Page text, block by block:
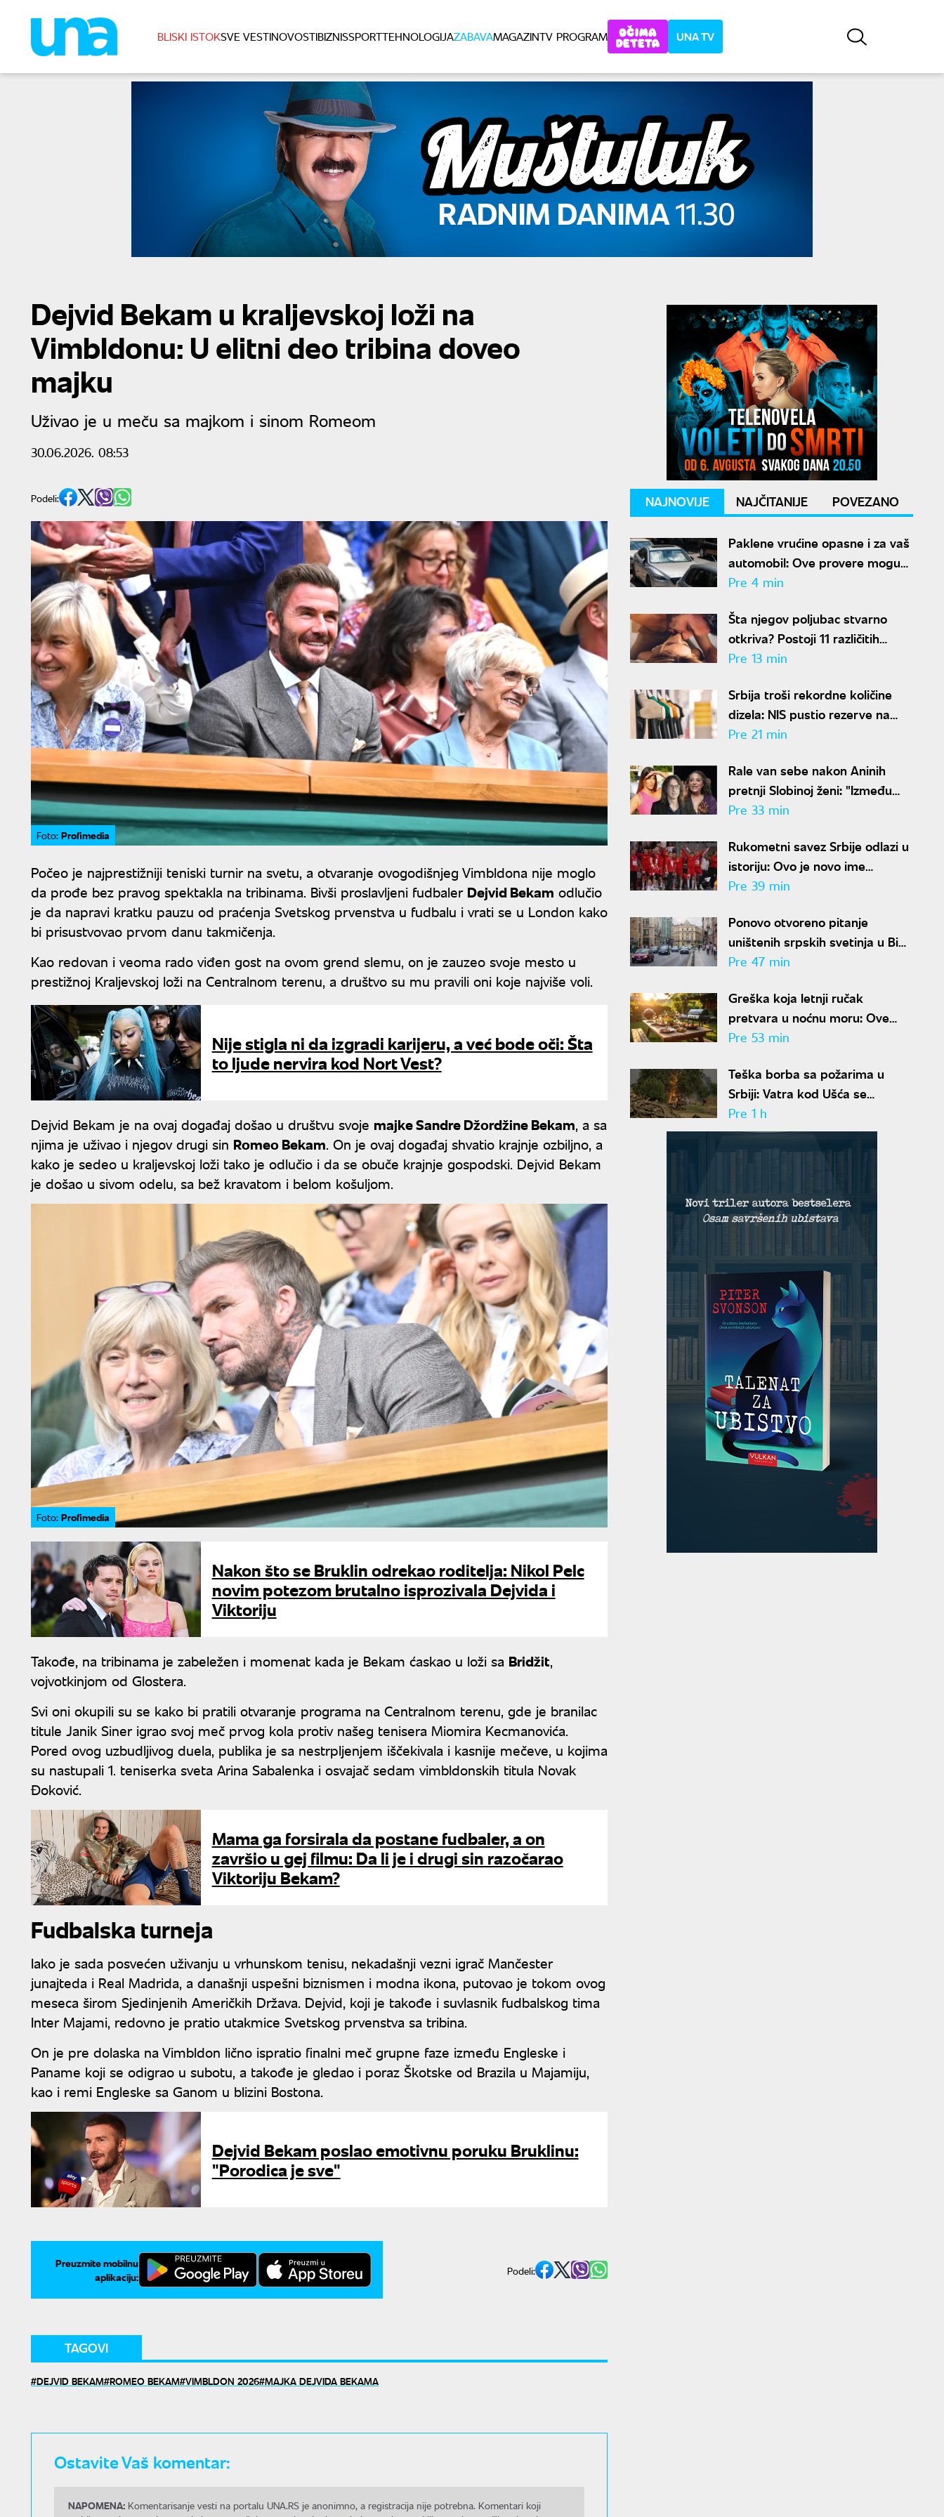
BLISKI ISTOKSVE VESTINOVOSTIBIZNISSPORTTEHNOLOGIJAZABAVAMAGAZINTV PROGRAM UNA TV
Dejvid Bekam u kraljevskoj loži na
Vimbldonu: U elitni deo tribina doveo
majku
Uživao je u meču sa majkom i sinom Romeom
30.06.2026. 08:53
Podeli:
Foto: Profimedia
Počeo je najprestižniji teniski turnir na svetu, a otvaranje ovogodišnjeg Vimbldona nije moglo
da prođe bez pravog spektakla na tribinama. Bivši proslavljeni fudbaler Dejvid Bekam odlučio
je da napravi kratku pauzu od praćenja Svetskog prvenstva u fudbalu i vrati se u London kako
bi prisustvovao prvom danu takmičenja.
Kao redovan i veoma rado viđen gost na ovom grend slemu, on je zauzeo svoje mesto u
prestižnoj Kraljevskoj loži na Centralnom terenu, a društvo su mu pravili oni koje najviše voli.
Nije stigla ni da izgradi karijeru, a već bode oči: Šta
to ljude nervira kod Nort Vest?
Dejvid Bekam je na ovaj događaj došao u društvu svoje majke Sandre Džordžine Bekam, a sa
njima je uživao i njegov drugi sin Romeo Bekam. On je ovaj događaj shvatio krajnje ozbiljno, a
kako je sedeo u kraljevskoj loži tako je odlučio i da se obuče krajnje gospodski. Dejvid Bekam
je došao u sivom odelu, sa bež kravatom i belom košuljom.
Foto: Profimedia
Nakon što se Bruklin odrekao roditelja: Nikol Pelc
novim potezom brutalno isprozivala Dejvida i
Viktoriju
Takođe, na tribinama je zabeležen i momenat kada je Bekam ćaskao u loži sa Bridžit,
vojvotkinjom od Glostera.
Svi oni okupili su se kako bi pratili otvaranje programa na Centralnom terenu, gde je branilac
titule Janik Siner igrao svoj meč prvog kola protiv našeg tenisera Miomira Kecmanovića.
Pored ovog uzbudljivog duela, publika je sa nestrpljenjem iščekivala i kasnije mečeve, u kojima
su nastupali 1. teniserka sveta Arina Sabalenka i osvajač sedam vimbldonskih titula Novak
Đoković.
Mama ga forsirala da postane fudbaler, a on
završio u gej filmu: Da li je i drugi sin razočarao
Viktoriju Bekam?
Fudbalska turneja
Iako je sada posvećen uživanju u vrhunskom tenisu, nekadašnji vezni igrač Mančester
junajteda i Real Madrida, a današnji uspešni biznismen i modna ikona, putovao je tokom ovog
meseca širom Sjedinjenih Američkih Država. Dejvid, koji je takođe i suvlasnik fudbalskog tima
Inter Majami, redovno je pratio utakmice Svetskog prvenstva sa tribina.
On je pre dolaska na Vimbldon lično ispratio finalni meč grupne faze između Engleske i
Paname koji se odigrao u subotu, a takođe je gledao i poraz Škotske od Brazila u Majamiju,
kao i remi Engleske sa Ganom u blizini Bostona.
Dejvid Bekam poslao emotivnu poruku Bruklinu:
"Porodica je sve"
Preuzmite mobilnu
aplikaciju:
Podeli:
TAGOVI
DEJVID BEKAM ROMEO BEKAM VIMBLDON 2026 MAJKA DEJVIDA BEKAMA
Ostavite Vaš komentar:
NAPOMENA: Komentarisanje vesti na portalu UNA.RS je anonimno, a registracija nije potrebna. Komentari koji
NAJNOVIJE NAJČITANIJE POVEZANO
Paklene vrućine opasne i za vaš
automobil: Ove provere mogu
sprečiti kvar i veliki trošak
Pre 4 min
Šta njegov poljubac stvarno
otkriva? Postoji 11 različitih
načina na koji vas ljubi
Pre 13 min
Srbija troši rekordne količine
dizela: NIS pustio rezerve na
tržište, država ima dodatnu
Pre 21 min
Rale van sebe nakon Aninih
pretnji Slobinoj ženi: "Između
Jelene i mene nikad ništa nije
Pre 33 min
Rukometni savez Srbije odlazi u
istoriju: Ovo je novo ime
srpskog rukometa
Pre 39 min
Ponovo otvoreno pitanje
uništenih srpskih svetinja u BiH:
"Znaju ko ih je rušio, ali
Pre 47 min
Greška koja letnji ručak
pretvara u noćnu moru: Ove
namirnice postaju otrovne na
Pre 53 min
Teška borba sa požarima u
Srbiji: Vatra kod Ušća se
rasplamsava, dobre vesti iz
Deliblata
Pre 1 h